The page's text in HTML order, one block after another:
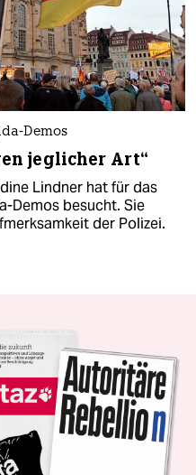
Demos
jeglicher Art“
Lindner hat für das
Demos besucht. Sie
der Polizei.